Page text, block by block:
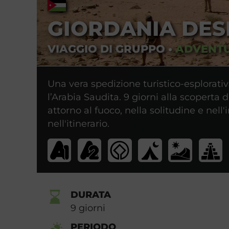
GIORDANIA
VIAGGIO DI GRUPPO•
Una vera spedizione turistico-
l’Arabia Saudita. 9 giorni alla
attorno al fuoco, nella solitudine e
nell'itinerario.
DURATA
9 giorni
PERIODO